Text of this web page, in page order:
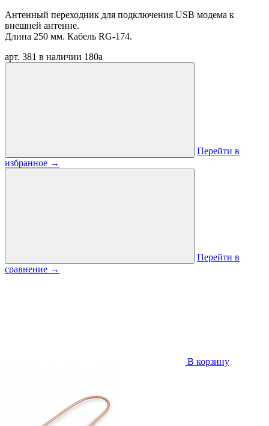
Антенный переходник для подключения USB модема к
внешней антенне.
Длина 250 мм. Кабель RG-174.
арт. 381 в наличии 180a
Перейти в
избранное →
Перейти в
сравнение →
В корзину